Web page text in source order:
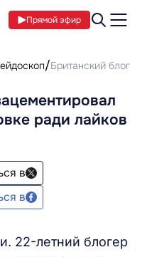
Прямой эфир
Британский
ради лайков
в
в
22-летний блогер